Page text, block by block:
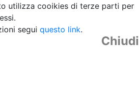
utilizza cooikies di terze parti per
segui questo link.
Chiudi